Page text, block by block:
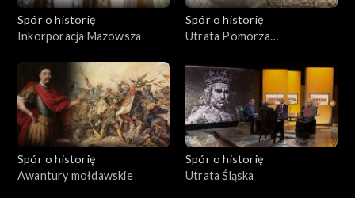
Spór o historię
Inkorporacja Mazowsza
Spór o historię
Utrata Pomorza
Spór o historię
Awantury mołdawskie
Spór o historię
Utrata Śląska